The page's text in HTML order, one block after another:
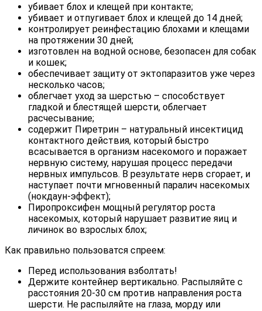
убивает блох и клещей при контакте;
убивает и отпугивает блох и клещей до 14 дней;
контролирует реинфестацию блохами и клещами
на протяжении 30 дней;
изготовлен на водной основе, безопасен для собак
и кошек;
обеспечивает защиту от эктопаразитов уже через
несколько часов;
облегчает уход за шерстью – способствует
гладкой и блестящей шерсти, облегчает
расчесывание;
содержит Пиретрин – натуральный инсектицид
контактного действия, который быстро
всасывается в организм насекомого и поражает
нервную систему, нарушая процесс передачи
нервных импульсов. В результате нерв сгорает, и
наступает почти мгновенный паралич насекомых
(нокдаун-эффект);
Пиропроксифен мощный регулятор роста
насекомых, который нарушает развитие яиц и
личинок во взрослых блох;
Как правильно пользоватся спреем:
Перед использования взболтать!
Держите контейнер вертикально. Распыляйте с
расстояния 20-30 см против направления роста
шерсти. Не распыляйте на глаза, морду или